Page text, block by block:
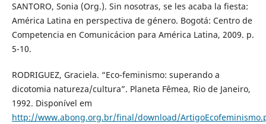
SANTORO, Sonia (Org.). Sin nosotras, se les acaba la fiesta:
América Latina en perspectiva de género. Bogotá: Centro de
Competencia en Comunicácion para América Latina, 2009. p.
5-10.
RODRIGUEZ, Graciela. “Eco-feminismo: superando a
dicotomia natureza/cultura”. Planeta Fêmea, Rio de Janeiro,
1992. Disponível em
http://www.abong.org.br/final/download/